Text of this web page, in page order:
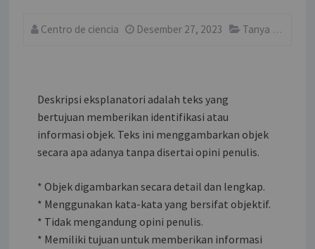
Centro de ciencia Desember 27, 2023 Tanya
Deskripsi eksplanatori adalah teks yang
bertujuan memberikan identifikasi atau
informasi objek. Teks ini menggambarkan objek
secara apa adanya tanpa disertai opini penulis.
* Objek digambarkan secara detail dan lengkap.
* Menggunakan kata-kata yang bersifat objektif.
* Tidak mengandung opini penulis.
* Memiliki tujuan untuk memberikan informasi